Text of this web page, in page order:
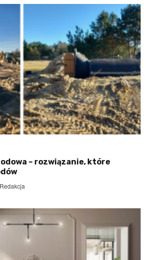
– rozwiązanie, które
Redakcja